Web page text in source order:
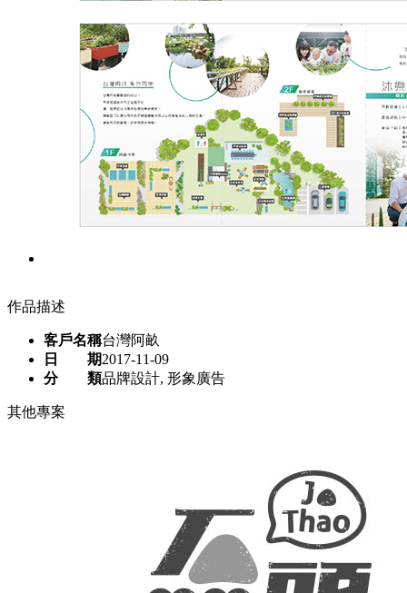
作品描述
客戶名稱台灣阿畝
日 期2017-11-09
分 類品牌設計, 形象廣告
其他專案